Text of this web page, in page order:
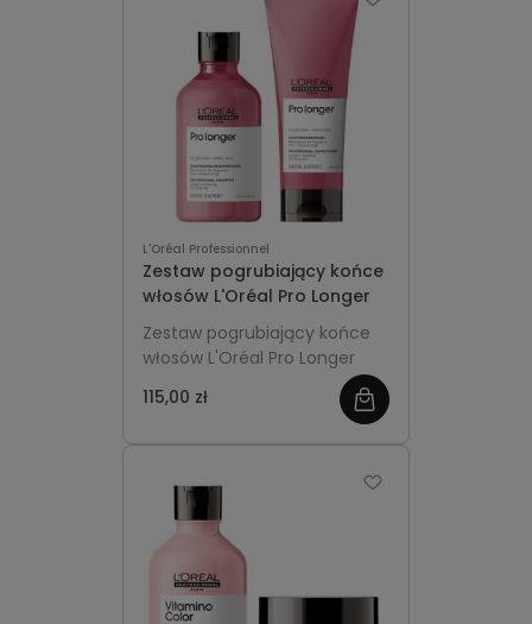
L'Oréal Professionnel
Zestaw pogrubiający końce
włosów L'Oréal Pro Longer
Zestaw pogrubiający końce
włosów L'Oréal Pro Longer
115,00 zł
zobacz
więcej